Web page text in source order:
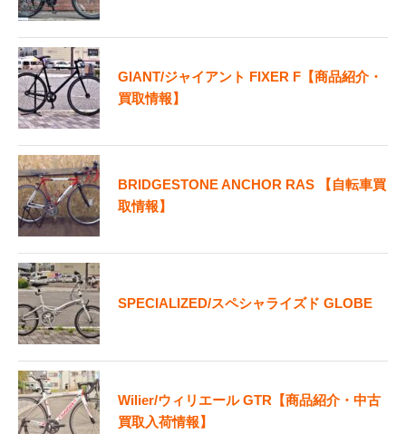
GIANT/ジャイアント FIXER F【商品紹介・
買取情報】
BRIDGESTONE ANCHOR RAS 【自転車買
取情報】
SPECIALIZED/スペシャライズド GLOBE
Wilier/ウィリエール GTR【商品紹介・中古
買取入荷情報】